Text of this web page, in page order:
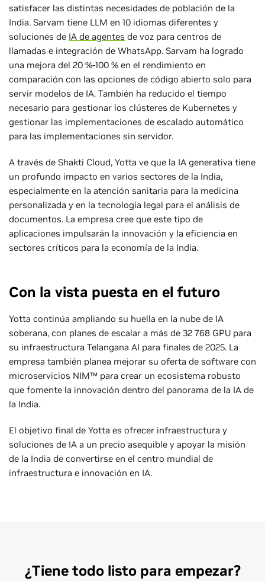
satisfacer las distintas necesidades de población de la
India. Sarvam tiene LLM en 10 idiomas diferentes y
soluciones de IA de agentes de voz para centros de
llamadas e integración de WhatsApp. Sarvam ha logrado
una mejora del 20 %-100 % en el rendimiento en
comparación con las opciones de código abierto solo para
servir modelos de IA. También ha reducido el tiempo
necesario para gestionar los clústeres de Kubernetes y
gestionar las implementaciones de escalado automático
para las implementaciones sin servidor.
A través de Shakti Cloud, Yotta ve que la IA generativa tiene
un profundo impacto en varios sectores de la India,
especialmente en la atención sanitaria para la medicina
personalizada y en la tecnología legal para el análisis de
documentos. La empresa cree que este tipo de
aplicaciones impulsarán la innovación y la eficiencia en
sectores críticos para la economía de la India.
Con la vista puesta en el futuro
Yotta continúa ampliando su huella en la nube de IA
soberana, con planes de escalar a más de 32 768 GPU para
su infraestructura Telangana AI para finales de 2025. La
empresa también planea mejorar su oferta de software con
microservicios NIM™ para crear un ecosistema robusto
que fomente la innovación dentro del panorama de la IA de
la India.
El objetivo final de Yotta es ofrecer infraestructura y
soluciones de IA a un precio asequible y apoyar la misión
de la India de convertirse en el centro mundial de
infraestructura e innovación en IA.
¿Tiene todo listo para empezar?